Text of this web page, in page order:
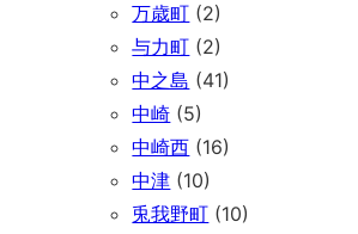
万歳町 (2)
与力町 (2)
中之島 (41)
中崎 (5)
中崎西 (16)
中津 (10)
兎我野町 (10)